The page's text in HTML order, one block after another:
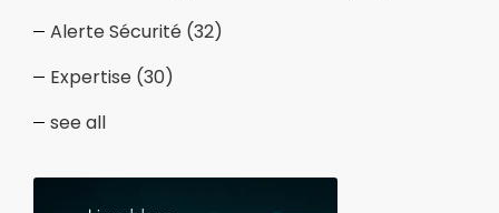
Alerte Sécurité (32)
Expertise (30)
see all